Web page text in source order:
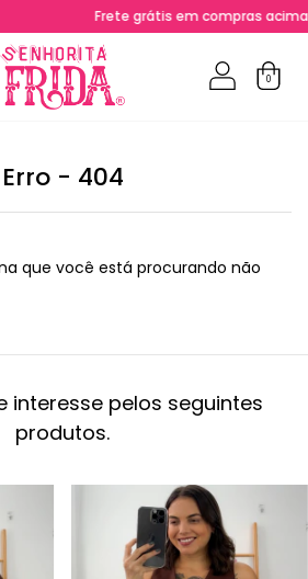
Frete grátis em compras acima de
0
Erro - 404
que você está procurando não
interesse pelos seguintes
produtos.